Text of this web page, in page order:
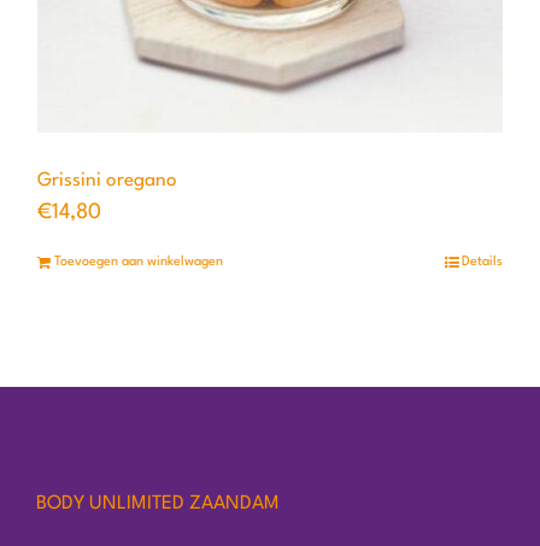
Grissini oregano
€14,80
Toevoegen aan winkelwagen Details
BODY UNLIMITED ZAANDAM